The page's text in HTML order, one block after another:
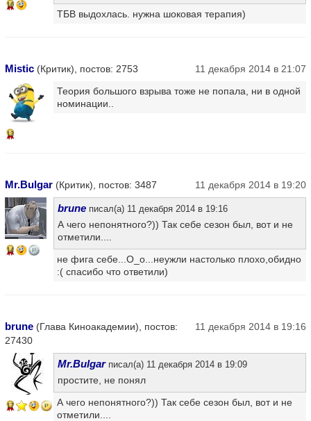
16
ТБВ выдохлась. нужна шоковая терапия)
Mistic (Критик), постов: 2753 11 декабря 2014 в 21:07
13
Теория большого взрыва тоже не попала, ни в одной
номинации..
Mr.Bulgar (Критик), постов: 3487 11 декабря 2014 в 19:20
14
brune писал(а) 11 декабря 2014 в 19:16
А чего непонятного?)) Так себе сезон был, вот и не
отметили....
не фига себе...O_o...неужли настолько плохо,обидно
:( спасибо что ответили)
brune (Глава Киноакадемии), постов:
27430
11 декабря 2014 в 19:16
17
Mr.Bulgarписал(а) 11 декабря 2014 в 19:09
простите, не понял
А чего непонятного?)) Так себе сезон был, вот и не
отметили....